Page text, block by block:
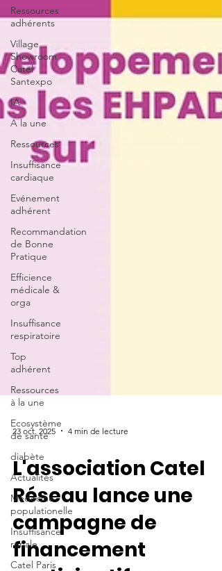
Ressources
adhérents
Village
Showroom
Catel
Santexpo
IA
A la une
Ressources
Insuffisance
cardiaque
Evénement
adhérent
Recommandation
de Bonne
Pratique
Efficience
médicale &
orga
Insuffisance
respiratoire
Top
adhérent
Ressources
à la une
Ecosystème
de santé
diabète
Actualités
Médecine
populationelle
Insuffisance
rénale
Catel Paris
23 oct. 2025 4 min de lecture
L'association Catel
Réseau lance une
campagne de